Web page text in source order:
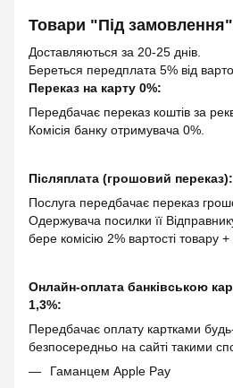
Товари "Під
Доставляються за 20-25 днів.
Береться передплата 5% від
Переказ на карту 0%:
Передбачає переказ коштів за
Комісія банку отримувача 0%.
Післяплата (грошовий переказ):
Послуга передбачає переказ
Одержувача посилки її
бере комісію 2% вартості товару +
Онлайн-оплата банківською
1,3%:
Передбачає оплату картками
безпосередньо на сайті такими
Гаманцем Apple Pay